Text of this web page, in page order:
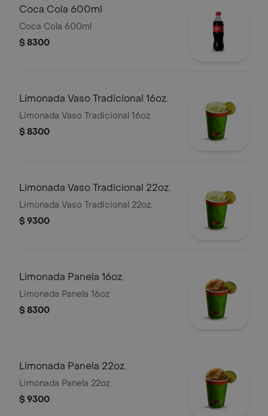
Coca Cola 600ml
Coca Cola 600ml
$ 8300
Limonada Vaso Tradicional 16oz.
Limonada Vaso Tradicional 16oz
$ 8300
Limonada Vaso Tradicional 22oz.
Limonada Vaso Tradicional 22oz.
$ 9300
Limonada Panela 16oz.
Limonada Panela 16oz
$ 8300
Limonada Panela 22oz.
Limonada Panela 22oz
$ 9300